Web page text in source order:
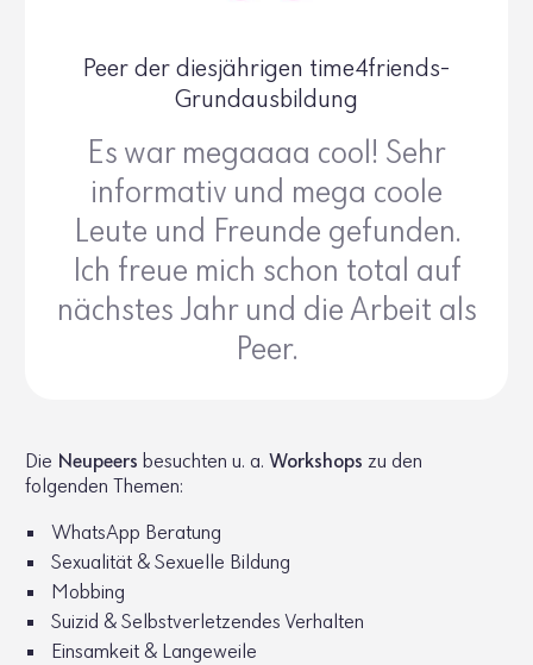
Peer der diesjährigen time4friends-
Grundausbildung
Es war megaaaa cool! Sehr
informativ und mega coole
Leute und Freunde gefunden.
Ich freue mich schon total auf
nächstes Jahr und die Arbeit als
Peer.
Die Neupeers besuchten u. a. Work­shops zu den
folgenden Themen:
WhatsApp Bera­tung
Sexua­lität & Sexu­elle Bildung
Mobbing
Suizid & Selbst­ver­let­zendes Verhalten
Einsam­keit & Lange­weile